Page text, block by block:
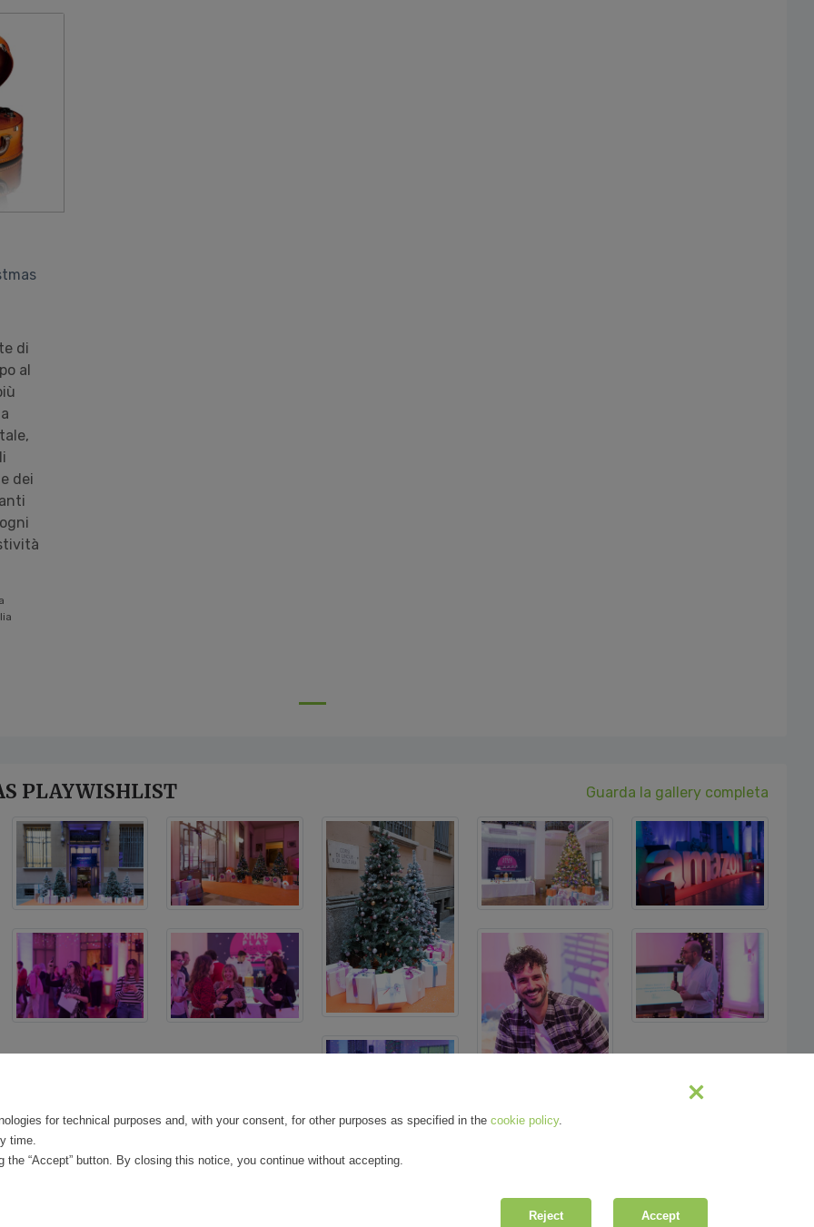
di
al
dei
PLAYWISHLIST Guarda la gallery completa
for technical purposes and, with your consent, for other purposes as specified in the cookie policy.
time.
“Accept” button. By closing this notice, you continue without accepting.
Reject Accept